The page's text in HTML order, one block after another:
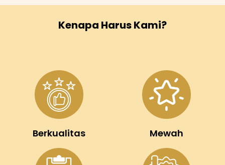
Kenapa Harus Kami?
Berkualitas Mewah